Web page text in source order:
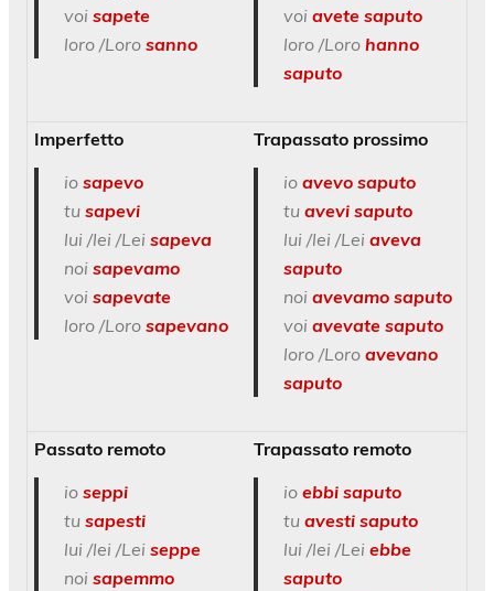
voi sapete
loro /Loro sanno
voi avete saputo
loro /Loro hanno
saputo
Imperfetto
io sapevo
tu sapevi
lui /lei /Lei sapeva
noi sapevamo
voi sapevate
loro /Loro sapevano
Trapassato prossimo
io avevo saputo
tu avevi saputo
lui /lei /Lei aveva
saputo
noi avevamo saputo
voi avevate saputo
loro /Loro avevano
saputo
Passato remoto
io seppi
tu sapesti
lui /lei /Lei seppe
noi sapemmo
Trapassato remoto
io ebbi saputo
tu avesti saputo
lui /lei /Lei ebbe
saputo